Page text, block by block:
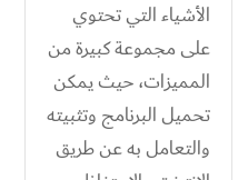
الأشياء التي تحتوي
على مجموعة كبيرة من
المميزات، حيث يمكن
تحميل البرنامج وتثبيته
والتعامل به عن طريق